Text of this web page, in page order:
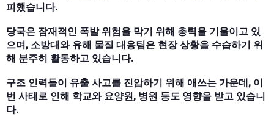
피했습니다.
당국은 잠재적인 폭발 위험을 막기 위해 총력을 기울이고 있
으며, 소방대와 유해 물질 대응팀은 현장 상황을 수습하기 위
해 분주히 활동하고 있습니다.
구조 인력들이 유출 사고를 진압하기 위해 애쓰는 가운데, 이
번 사태로 인해 학교와 요양원, 병원 등도 영향을 받고 있습니
다.